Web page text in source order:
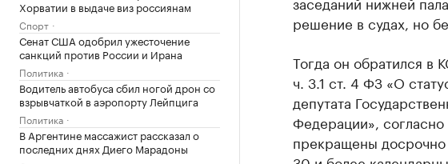
Хорватии в выдаче виз россиянам
Спорт
Сенат США одобрил ужесточение
санкций против России и Ирана
Политика
Водитель автобуса сбил ногой дрон со
взрывчаткой в аэропорту Лейпцига
Политика
В Аргентине массажист рассказал о
последних днях Диего Марадоны
решение в судах, но
Тогда он обратился в
ч. 3.1 ст. 4 ФЗ «О
депутата
Федерации», согласно
прекращены досрочно